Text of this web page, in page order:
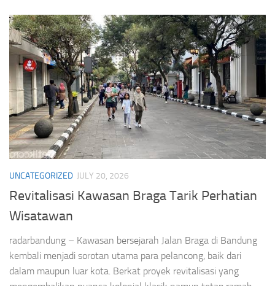
UNCATEGORIZED JULY 20, 2026
Revitalisasi Kawasan Braga Tarik Perhatian
Wisatawan
radarbandung – Kawasan bersejarah Jalan Braga di Bandung
kembali menjadi sorotan utama para pelancong, baik dari